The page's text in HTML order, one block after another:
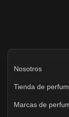
Nosotros
Tienda de
Marcas de